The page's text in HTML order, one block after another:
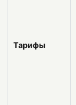
Тарифы